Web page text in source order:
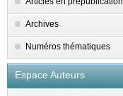
Archives
Numéros thématiques
Espace Auteurs